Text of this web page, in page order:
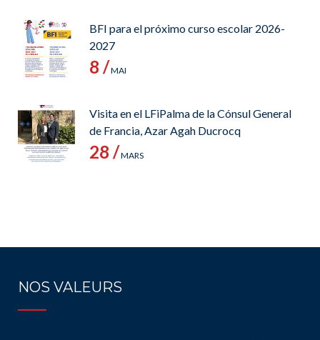
BFI para el próximo curso escolar 2026-
2027
8 /MAI
Visita en el LFiPalma de la Cónsul General
de Francia, Azar Agah Ducrocq
28 /MARS
NOS VALEURS